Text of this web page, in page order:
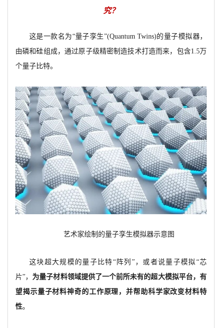
究？
这是一款名为“量子孪生”(Quantum Twins)的量子模拟器，
由磷和硅组成，通过原子级精密制造技术打造而来，包含1.5万
个量子比特。
艺术家绘制的量子孪生模拟器示意图
这块超大规模的量子比特“阵列”，或者说量子模拟“芯
片”， 为量子材料领域提供了一个前所未有的超大模拟平台，有
望揭示量子材料神奇的工作原理，并帮助科学家改变材料特
性。